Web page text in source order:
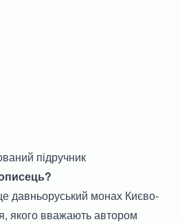
підручник
давньоруський монах Києво-
якого вважають автором